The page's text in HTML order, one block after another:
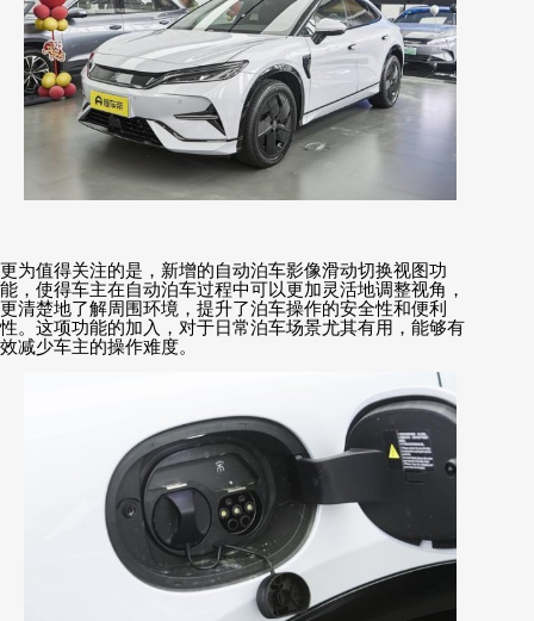
更为值得关注的是，新增的自动泊车影像滑动切换视图功
能，使得车主在自动泊车过程中可以更加灵活地调整视角，
更清楚地了解周围环境，提升了泊车操作的安全性和便利
性。这项功能的加入，对于日常泊车场景尤其有用，能够有
效减少车主的操作难度。